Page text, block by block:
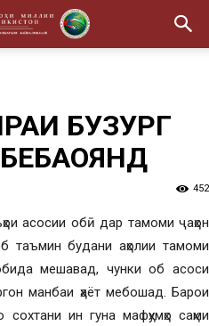
БУЗУРГ
452
асосии обӣ дар тамоми ҷаҳон
будани аҳолии тамоми
мешавад, чунки об асоси
манбаи ҳаёт мебошад. Барои
ин гуна мафҳумҳо саҳми